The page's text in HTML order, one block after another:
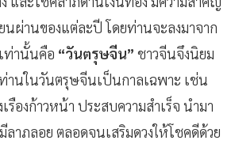
นผ่านของแต่ละปี โดยท่านจะลงมาจาก
ท่านั้นคือ “วันตรุษจีน” ชาวจีนจึงนิยม
านในวันตรุษจีนเป็นกาลเฉพาะ เช่น
รืองก้าวหน้า ประสบความสำเร็จ นำมา
ลาภลอย ตลอดจนเสริมดวงให้โชคดีด้วย